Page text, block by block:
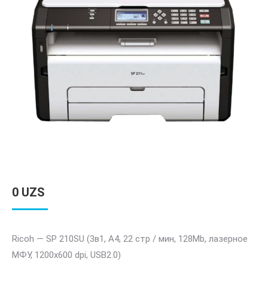
0 UZS
Ricoh — SP 210SU (3в1, A4, 22 стр / мин, 128Mb, лазерное
МФУ, 1200х600 dpi, USB2.0)